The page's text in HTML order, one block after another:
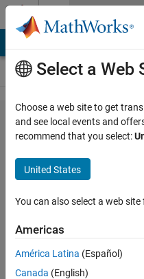
Skip to content
Problem
44408.
ゼロで
ない要
素が一
番多い
行を探
そう
Select a Web
Choose a web site to get
and see local events and
recommend that you select:
United States
You can also select a web
Americas
América Latina (Español)
Canada (English)